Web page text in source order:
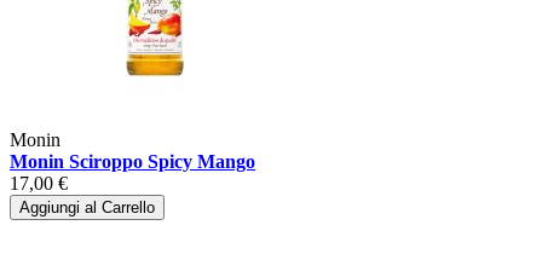
Monin
Monin Sciroppo Spicy Mango
17,00 €
Aggiungi al Carrello